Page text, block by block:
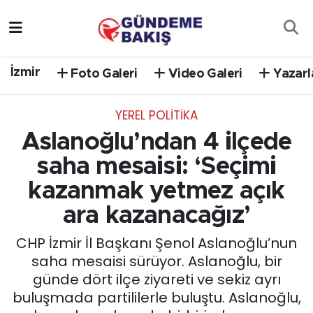
İzmir Foto Galeri Video Galeri
YEREL POLİTİKA
Aslanoğlu’ndan 4 ilçede
saha mesaisi: ‘Seçimi
kazanmak yetmez açık
ara kazanacağız’
CHP İzmir İl Başkanı Şenol Aslanoğlu’nun
saha mesaisi sürüyor. Aslanoğlu, bir
günde dört ilçe ziyareti ve sekiz ayrı
buluşmada partililerle buluştu. Aslanoğlu,
EGE
EĞİTİM
EKONOMİ
English News
GÜNCEL
Trafik Durumu
Süper Lig Puan Durumu ve Fikstür
Tüm Manşetler
Son Dakika Haberleri
Haber Arşivi